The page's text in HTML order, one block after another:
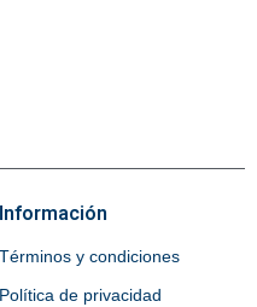
Información
Términos y condiciones
Política de privacidad